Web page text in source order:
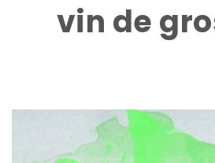
vin de